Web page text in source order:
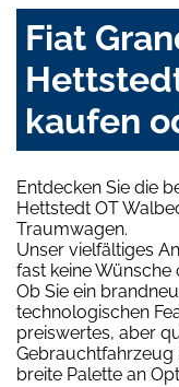
Fiat
kaufen
Entdecken Sie die
Hettstedt OT
Traumwagen.
Unser vielfältiges
fast keine Wünsche
Ob Sie ein
technologischen
preiswertes, aber
Gebrauchtfahrzeug
breite Palette an